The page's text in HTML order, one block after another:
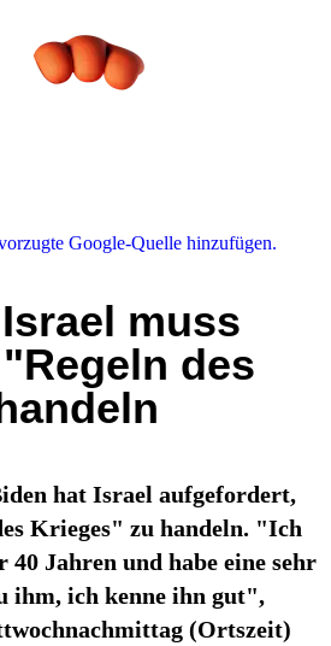
Google-Quelle hinzufügen.
muss
des
hat Israel aufgefordert,
Krieges" zu handeln. "Ich
40 Jahren und habe eine sehr
ihm, ich kenne ihn gut",
(Ortszeit)